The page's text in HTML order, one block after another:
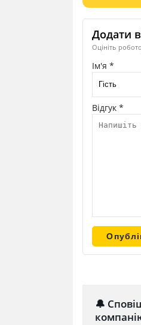
не лише
Додати
Оцініть
Ім'я *
Відгук *
🔔